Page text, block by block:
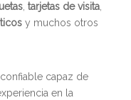
, tarjetas de visita,
y muchos otros
capaz de
en la